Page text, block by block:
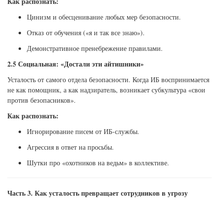
Цинизм и обесценивание любых мер безопасности.
Отказ от обучения («я и так все знаю»).
Демонстративное пренебрежение правилами.
2.5 Социальная: «Достали эти айтишники»
Усталость от самого отдела безопасности. Когда ИБ воспринимается
не как помощник, а как надзиратель, возникает субкультура «свои
против безопасников».
Как распознать:
Игнорирование писем от ИБ-службы.
Агрессия в ответ на просьбы.
Шутки про «охотников на ведьм» в коллективе.
Часть 3. Как усталость превращает сотрудников в угрозу